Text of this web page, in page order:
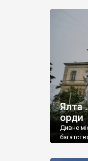
Ялта
орди
Дивне